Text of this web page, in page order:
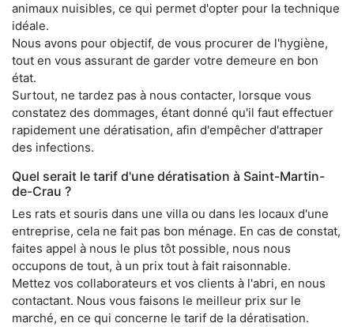
animaux nuisibles, ce qui permet d'opter pour la technique
idéale.
Nous avons pour objectif, de vous procurer de l'hygiène,
tout en vous assurant de garder votre demeure en bon
état.
Surtout, ne tardez pas à nous contacter, lorsque vous
constatez des dommages, étant donné qu'il faut effectuer
rapidement une dératisation, afin d'empêcher d'attraper
des infections.
Quel serait le tarif d'une dératisation à Saint-Martin-
de-Crau ?
Les rats et souris dans une villa ou dans les locaux d'une
entreprise, cela ne fait pas bon ménage. En cas de constat,
faites appel à nous le plus tôt possible, nous nous
occupons de tout, à un prix tout à fait raisonnable.
Mettez vos collaborateurs et vos clients à l'abri, en nous
contactant. Nous vous faisons le meilleur prix sur le
marché, en ce qui concerne le tarif de la dératisation.